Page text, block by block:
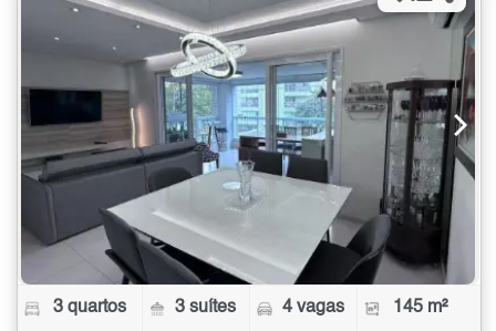
3 quartos 3 suítes 4 vagas 145 m²